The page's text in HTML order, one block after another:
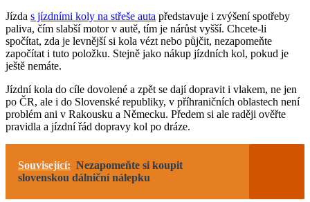
Jízda s jízdními koly na střeše auta představuje i zvýšení spotřeby
paliva, čím slabší motor v autě, tím je nárůst vyšší. Chcete-li
spočítat, zda je levnější si kola vézt nebo půjčit, nezapomeňte
započítat i tuto položku. Stejně jako nákup jízdních kol, pokud je
ještě nemáte.
Jízdní kola do cíle dovolené a zpět se dají dopravit i vlakem, ne jen
po ČR, ale i do Slovenské republiky, v příhraničních oblastech není
problém ani v Rakousku a Německu. Předem si ale raději ověřte
pravidla a jízdní řád dopravy kol po dráze.
Související: Nezapomeňte si koupit
slovenskou dálniční nálepku